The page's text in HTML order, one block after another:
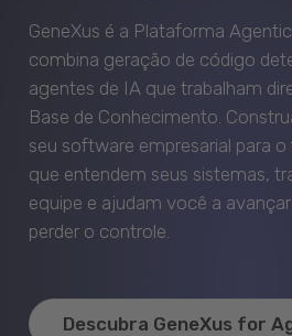
GeneXus é a Plataforma
combina geração de código
agentes de IA que trabalham
Base de Conhecimento.
seu software empresarial para
que entendem seus sistemas,
equipe e ajudam você a
perder o controle.
Descubra GeneXus for